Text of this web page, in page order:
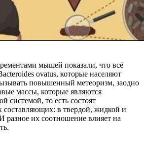
мышей показали, что всё
ovatus, которые населяют
повышенный метеоризм, заодно
массы, которые являются
системой, то есть состоят
составляющих: в твердой, жидкой и
разное их соотношение влияет на